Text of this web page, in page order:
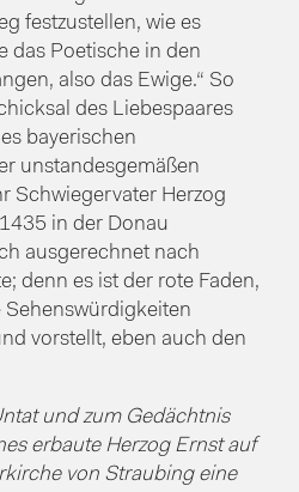
festzustellen, wie es
das Poetische in den
also das Ewige.“ So
des Liebespaares
bayerischen
unstandesgemäßen
Schwiegervater Herzog
in der Donau
ausgerechnet nach
denn es ist der rote Faden,
Sehenswürdigkeiten
vorstellt, eben auch den
und zum Gedächtnis
erbaute Herzog Ernst auf
von Straubing eine